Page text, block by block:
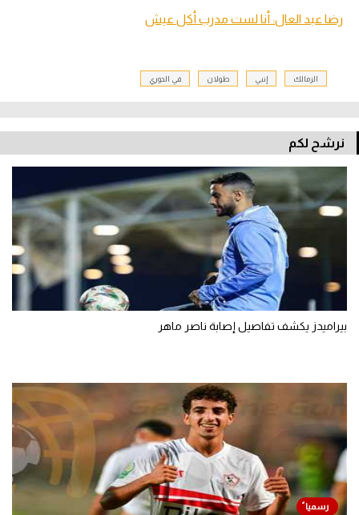
رضا عبد العال: أنا لست مدرب أكل عيش
الزمالك إنبي طولان في الدوري
نرشح لكم
بيراميدز يكشف تفاصيل إصابة ناصر ماهر